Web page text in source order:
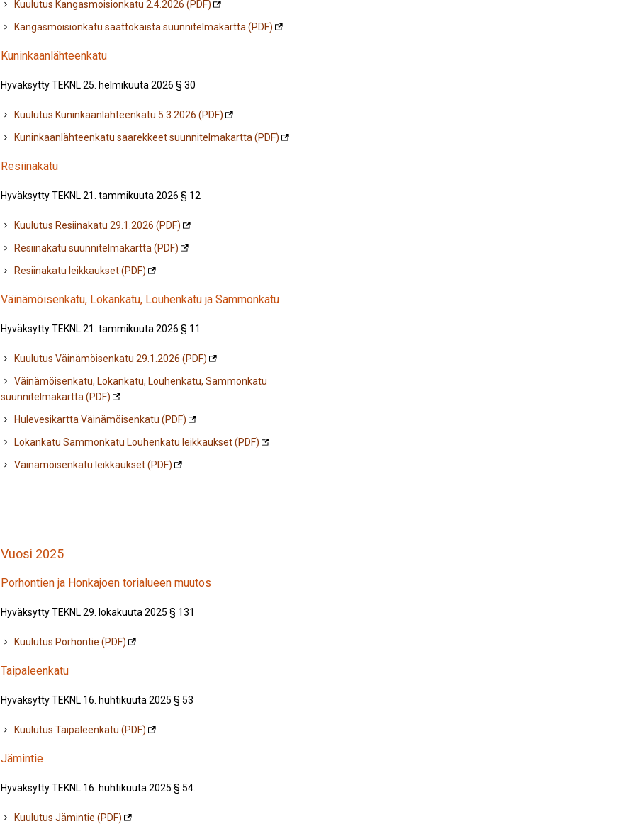
Kuulutus Kangasmoisionkatu 2.4.2026 (PDF)
Kangasmoisionkatu saattokaista suunnitelmakartta (PDF)
Kuninkaanlähteenkatu
Hyväksytty TEKNL 25. helmikuuta 2026 § 30
Kuulutus Kuninkaanlähteenkatu 5.3.2026 (PDF)
Kuninkaanlähteenkatu saarekkeet suunnitelmakartta (PDF)
Resiinakatu
Hyväksytty TEKNL 21. tammikuuta 2026 § 12
Kuulutus Resiinakatu 29.1.2026 (PDF)
Resiinakatu suunnitelmakartta (PDF)
Resiinakatu leikkaukset (PDF)
Väinämöisenkatu, Lokankatu, Louhenkatu ja Sammonkatu
Hyväksytty TEKNL 21. tammikuuta 2026 § 11
Kuulutus Väinämöisenkatu 29.1.2026 (PDF)
Väinämöisenkatu, Lokankatu, Louhenkatu, Sammonkatu
suunnitelmakartta (PDF)
Hulevesikartta Väinämöisenkatu (PDF)
Lokankatu Sammonkatu Louhenkatu leikkaukset (PDF)
Väinämöisenkatu leikkaukset (PDF)
Vuosi 2025
Porhontien ja Honkajoen torialueen muutos
Hyväksytty TEKNL 29. lokakuuta 2025 § 131
Kuulutus Porhontie (PDF)
Taipaleenkatu
Hyväksytty TEKNL 16. huhtikuuta 2025 § 53
Kuulutus Taipaleenkatu (PDF)
Jämintie
Hyväksytty TEKNL 16. huhtikuuta 2025 § 54.
Kuulutus Jämintie (PDF)